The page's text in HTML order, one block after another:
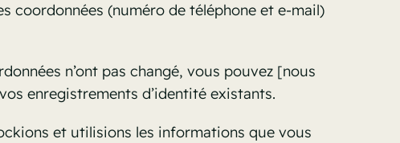
coordonnées (numéro de téléphone et e-mail)
n’ont pas changé, vous pouvez [nous
enregistrements d’identité existants.
et utilisions les informations que vous